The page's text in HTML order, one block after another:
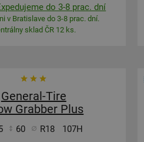
do 3-8 prac. dní
v Bratislave do 3-8 prac. dní.
sklad ČR 12 ks.
General-Tire
Grabber Plus
60 R18 107H